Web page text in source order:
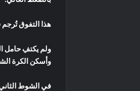
هذا التفوق تُرجم في الدقيقة 20، عندما افتتح أماد ديالو التسجيل بعد مجهود فردي
ولم يكتفِ حامل
وأسكن الكرة
في الشوط